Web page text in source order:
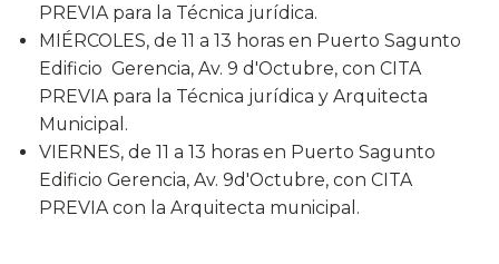
PREVIA para la Técnica jurídica.
MIÉRCOLES, de 11 a 13 horas en Puerto Sagunto
Edificio Gerencia, Av. 9 d'Octubre, con CITA
PREVIA para la Técnica jurídica y Arquitecta
Municipal.
VIERNES, de 11 a 13 horas en Puerto Sagunto
Edificio Gerencia, Av. 9d'Octubre, con CITA
PREVIA con la Arquitecta municipal.